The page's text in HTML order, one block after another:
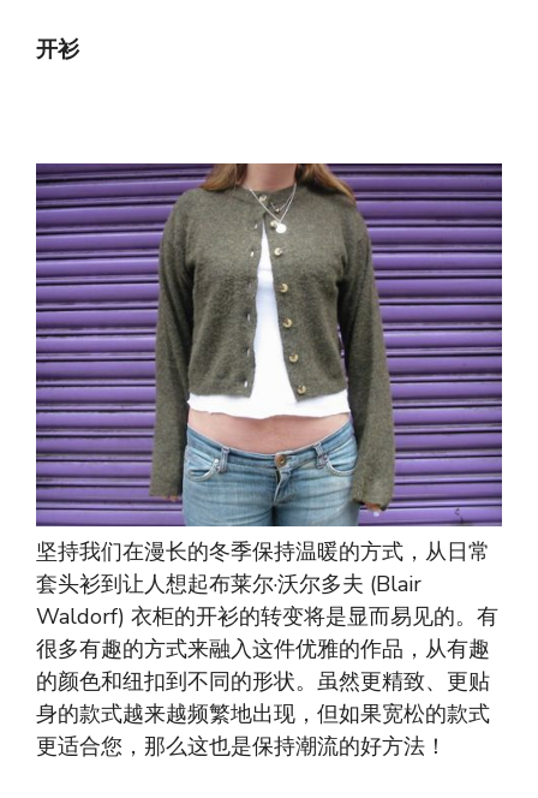
开衫
坚持我们在漫长的冬季保持温暖的方式，从日常
套头衫到让人想起布莱尔·沃尔多夫 (Blair
Waldorf) 衣柜的开衫的转变将是显而易见的。有
很多有趣的方式来融入这件优雅的作品，从有趣
的颜色和纽扣到不同的形状。虽然更精致、更贴
身的款式越来越频繁地出现，但如果宽松的款式
更适合您，那么这也是保持潮流的好方法！